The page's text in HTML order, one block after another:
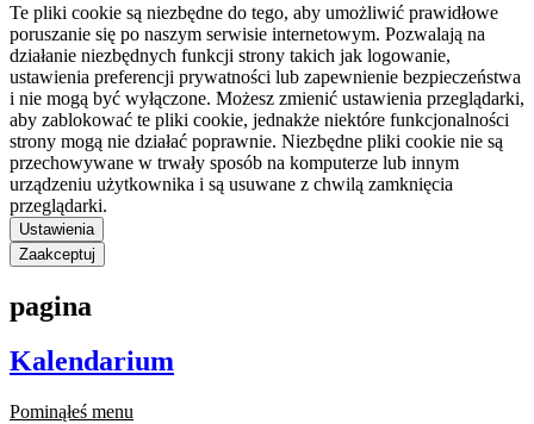
Te pliki cookie są niezbędne do tego, aby umożliwić prawidłowe
poruszanie się po naszym serwisie internetowym. Pozwalają na
działanie niezbędnych funkcji strony takich jak logowanie,
ustawienia preferencji prywatności lub zapewnienie bezpieczeństwa
i nie mogą być wyłączone. Możesz zmienić ustawienia przeglądarki,
aby zablokować te pliki cookie, jednakże niektóre funkcjonalności
strony mogą nie działać poprawnie. Niezbędne pliki cookie nie są
przechowywane w trwały sposób na komputerze lub innym
urządzeniu użytkownika i są usuwane z chwilą zamknięcia
przeglądarki.
Ustawienia
Zaakceptuj
pagina
Kalendarium
Pominąłeś menu